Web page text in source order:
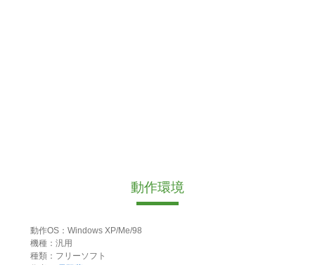
動作環境
動作OS：Windows XP/Me/98
機種：汎用
種類：フリーソフト